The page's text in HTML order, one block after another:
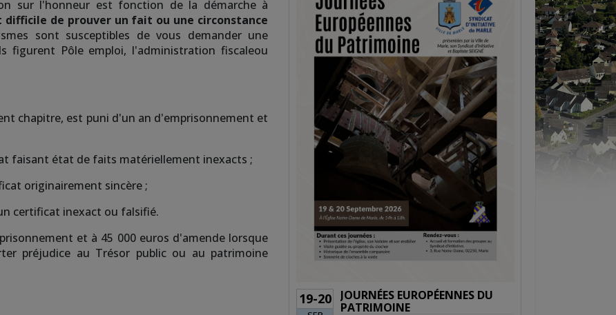
sur l'honneur est fonction de la démarche à
de prouver un fait ou une circonstance
sont susceptibles de vous demander une
figurent Pôle emploi, l'administration fiscaleou
chapitre, est puni d'un an d'emprisonnement et
faisant état de faits matériellement inexacts ;
originairement sincère ;
certificat inexact ou falsifié.
et à 45 000 euros d'amende lorsque
préjudice au Trésor public ou au patrimoine
19-20
JOURNÉES EUROPÉENNES DU
PATRIMOINE